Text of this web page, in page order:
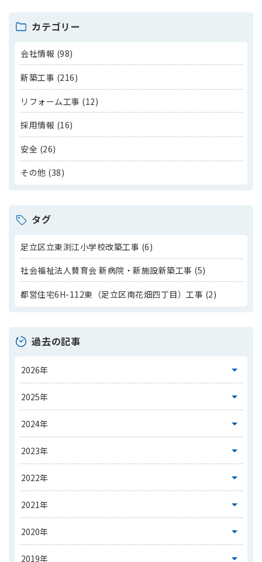
カテゴリー
会社情報 (98)
新築工事 (216)
リフォーム工事 (12)
採用情報 (16)
安全 (26)
その他 (38)
タグ
足立区立東渕江小学校改築工事 (6)
社会福祉法人賛育会 新病院・新施設新築工事 (5)
都営住宅6H-112東（足立区南花畑四丁目）工事 (2)
過去の記事